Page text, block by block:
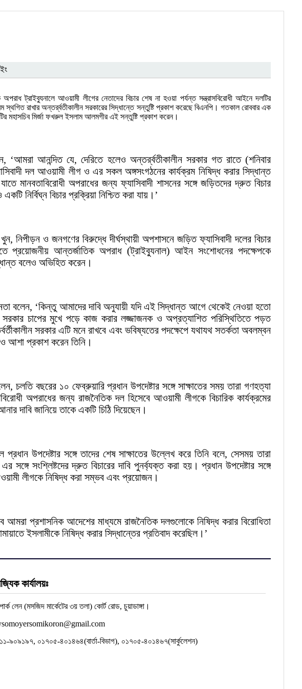
ট্রাইব্যুনালে আওয়ামী লীগের নেতাদের বিচার শেষ না হওয়া পর্যন্ত সন্ত্রাসবিরোধী আইনে দলটির
স্থগিত রাখার অন্তর্র্বতীকালীন সরকারের সিদ্ধান্তে সন্তুষ্টি প্রকাশ করেছে বিএনপি। গতকাল রোববার এক
মহাসচিব মির্জা ফখরুল ইসলাম আলমগীর এই সন্তুষ্টি প্রকাশ করেন।
‘আমরা আনন্দিত যে, দেরিতে হলেও অন্তর্র্বতীকালীন সরকার গত রাতে (শনিবার
দল আওয়ামী লীগ ও এর সকল অঙ্গসংগঠনের কার্যক্রম নিষিদ্ধ করার সিদ্ধান্ত
মানবতাবিরোধী অপরাধের জন্য ফ্যাসিবাদী শাসনের সঙ্গে জড়িতদের দ্রুত বিচার
নির্বিঘ্ন বিচার প্রক্রিয়া নিশ্চিত করা যায়।’
নিপীড়ন ও জনগণের বিরুদ্ধে দীর্ঘস্থায়ী অপশাসনে জড়িত ফ্যাসিবাদী দলের বিচার
প্রয়োজনীয় আন্তর্জাতিক অপরাধ (ট্রাইব্যুনাল) আইন সংশোধনের পদক্ষেপকে
বলেও অভিহিত করেন।
বলেন, ‘কিন্তু আমাদের দাবি অনুযায়ী যদি এই সিদ্ধান্ত আগে থেকেই নেওয়া হতো
চাপের মুখে পড়ে কাজ করার লজ্জাজনক ও অপ্রত্যাশিত পরিস্থিতিতে পড়ত
সরকার এটি মনে রাখবে এবং ভবিষ্যতের পদক্ষেপে যথাযথ সতর্কতা অবলম্বন
আশা প্রকাশ করেন তিনি।
চলতি বছরের ১০ ফেব্রুয়ারি প্রধান উপদেষ্টার সঙ্গে সাক্ষাতের সময় তারা গণহত্যা
অপরাধের জন্য রাজনৈতিক দল হিসেবে আওয়ামী লীগকে বিচারিক কার্যক্রমের
দাবি জানিয়ে তাকে একটি চিঠি দিয়েছেন।
প্রধান উপদেষ্টার সঙ্গে তাদের শেষ সাক্ষাতের উল্লেখ করে তিনি বলে, সেসময় তারা
সংশ্লিষ্টদের দ্রুত বিচারের দাবি পুনর্ব্যক্ত করা হয়। প্রধান উপদেষ্টার সঙ্গে
লীগকে নিষিদ্ধ করা সম্ভব এবং প্রয়োজন।
প্রশাসনিক আদেশের মাধ্যমে রাজনৈতিক দলগুলোকে নিষিদ্ধ করার বিরোধিতা
ইসলামীকে নিষিদ্ধ করার সিদ্ধান্তের প্রতিবাদ করেছিল।’
কার্যালয়ঃ
লেন (মসজিদ মার্কেটের ৩য় তলা) কোর্ট রোড, চুয়াডাঙ্গা।
৯০৯১৯৭, ০১৭০৫-৪০১৪৬৪(বার্তা-বিভাগ), ০১৭০৫-৪০১৪৬৭(সার্কুলেশন)